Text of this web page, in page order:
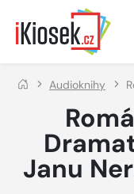
Přejít na hlavní obsah
Audioknihy
Janu